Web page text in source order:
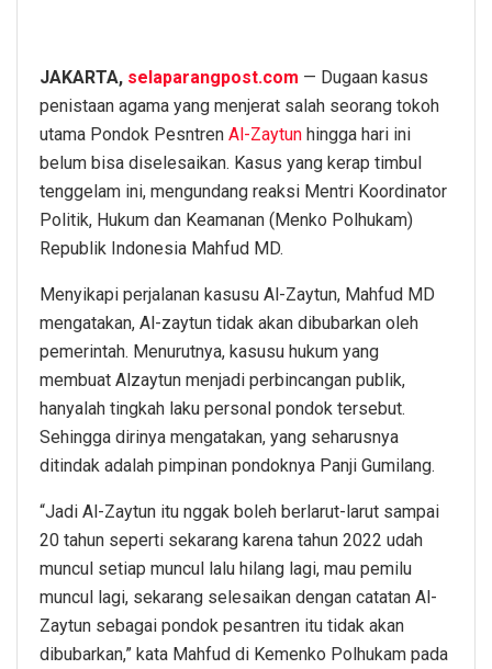
JAKARTA, selaparangpost.com — Dugaan kasus
penistaan agama yang menjerat salah seorang tokoh
utama Pondok Pesntren Al-Zaytun hingga hari ini
belum bisa diselesaikan. Kasus yang kerap timbul
tenggelam ini, mengundang reaksi Mentri Koordinator
Politik, Hukum dan Keamanan (Menko Polhukam)
Republik Indonesia Mahfud MD.
Menyikapi perjalanan kasusu Al-Zaytun, Mahfud MD
mengatakan, Al-zaytun tidak akan dibubarkan oleh
pemerintah. Menurutnya, kasusu hukum yang
membuat Alzaytun menjadi perbincangan publik,
hanyalah tingkah laku personal pondok tersebut.
Sehingga dirinya mengatakan, yang seharusnya
ditindak adalah pimpinan pondoknya Panji Gumilang.
“Jadi Al-Zaytun itu nggak boleh berlarut-larut sampai
20 tahun seperti sekarang karena tahun 2022 udah
muncul setiap muncul lalu hilang lagi, mau pemilu
muncul lagi, sekarang selesaikan dengan catatan Al-
Zaytun sebagai pondok pesantren itu tidak akan
dibubarkan,” kata Mahfud di Kemenko Polhukam pada